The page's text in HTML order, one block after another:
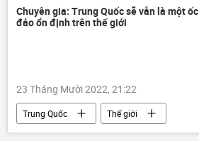
HIMARS
Quân sự
Thế giới
Báo chí thế giới
Chuyên gia: Trung Quốc sẽ vẫn là một ốc
đảo ổn định trên thế giới
23 Tháng Mười 2022, 21:22
Trung Quốc
Thế giới
Tập Cận Bình
Quan điểm-Ý kiến